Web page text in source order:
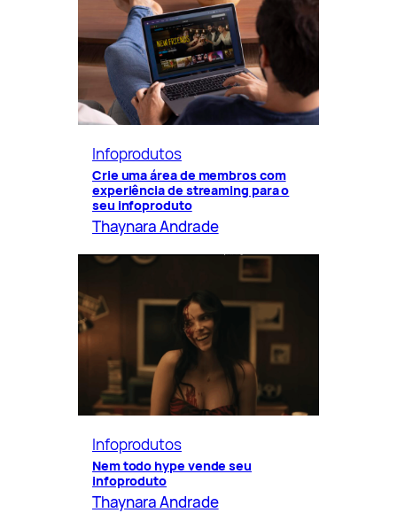
Infoprodutos
Crie uma área de membros com
experiência de streaming para o
seu infoproduto
Thaynara Andrade
Infoprodutos
Nem todo hype vende seu
infoproduto
Thaynara Andrade